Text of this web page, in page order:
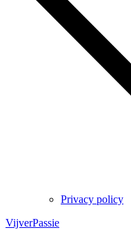
Privacy policy
VijverPassie